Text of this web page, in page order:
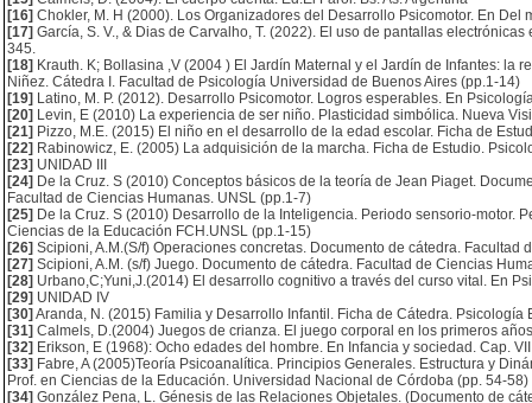
[16] Chokler, M. H (2000). Los Organizadores del Desarrollo Psicomotor. En
[17] García, S. V., & Dias de Carvalho, T. (2022). El uso de pantallas
345.
[18] Krauth. K; Bollasina ,V (2004 ) El Jardín Maternal y el Jardín de Infantes:
Niñez. Cátedra I. Facultad de Psicología Universidad de Buenos Aires (pp.1-14)
[19] Latino, M. P. (2012). Desarrollo Psicomotor. Logros esperables. En
[20] Levin, E (2010) La experiencia de ser niño. Plasticidad simbólica. Nueva
[21] Pizzo, M.E. (2015) El niño en el desarrollo de la edad escolar. Ficha de
[22] Rabinowicz, E. (2005) La adquisición de la marcha. Ficha de Estudio.
[23] UNIDAD III
[24] De la Cruz. S (2010) Conceptos básicos de la teoría de Jean Piaget.
Facultad de Ciencias Humanas. UNSL (pp.1-7)
[25] De la Cruz. S (2010) Desarrollo de la Inteligencia. Periodo sensorio-
Ciencias de la Educación FCH.UNSL (pp.1-15)
[26] Scipioni, A.M.(S/f) Operaciones concretas. Documento de cátedra. Facultad
[27] Scipioni, A.M. (s/f) Juego. Documento de cátedra. Facultad de Ciencias
[28] Urbano,C;Yuni,J.(2014) El desarrollo cognitivo a través del curso vital. En
[29] UNIDAD IV
[30] Aranda, N. (2015) Familia y Desarrollo Infantil. Ficha de Cátedra.
[31] Calmels, D.(2004) Juegos de crianza. El juego corporal en los primeros
[32] Erikson, E (1968): Ocho edades del hombre. En Infancia y sociedad. Cap.
[33] Fabre, A (2005)Teoría Psicoanalítica. Principios Generales. Estructura y
Prof. en Ciencias de la Educación. Universidad Nacional de Córdoba (pp. 54-58)
[34] González Pena, L. Génesis de las Relaciones Objetales. (Documento de